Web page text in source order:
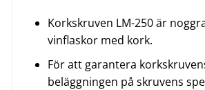
Korkskruven LM-250 är
vinflaskor med kork.
För att garantera
beläggningen på skruvens